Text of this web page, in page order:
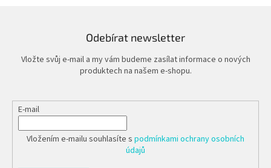
Odebírat newsletter
Vložte svůj e-mail a my vám budeme zasílat informace o nových
produktech na našem e-shopu.
E-mail
Vložením e-mailu souhlasíte s podmínkami ochrany osobních
údajů